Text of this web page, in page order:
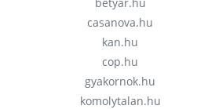
casanova.hu
kan.hu
cop.hu
gyakornok.hu
komolytalan.hu